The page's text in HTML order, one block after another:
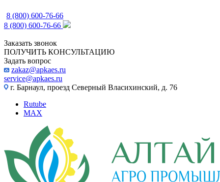
8 (800) 600-76-66
8 (800) 600-76-66
Заказать звонок
ПОЛУЧИТЬ КОНСУЛЬТАЦИЮ
Задать вопрос
zakaz@apkaes.ru
service@apkaes.ru
г. Барнаул, проезд Северный Власихинский, д. 76
Rutube
MAX